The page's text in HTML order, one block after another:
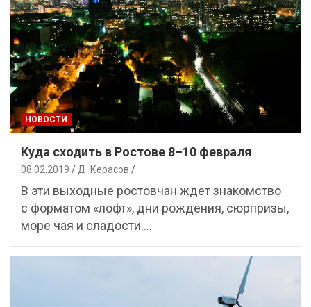
НОВОСТИ
Куда сходить в Ростове 8–10 февраля
08.02.2019 Д. Керасов
В эти выходные ростовчан ждет знакомство
с форматом «лофт», дни рождения, сюрпризы,
море чая и сладости.…